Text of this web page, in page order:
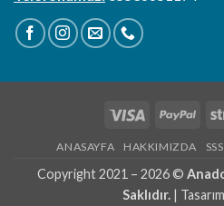
Visa
ANASAYFA HAKKIMIZDA SSS
Copyright 2021 – 2026 ©
Saklıdır.|